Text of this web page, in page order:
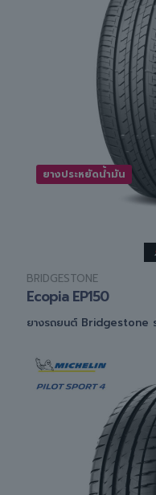
ยางประหยัดน้ำมัน
BRIDGESTONE
Ecopia EP150
ยางรถยนต์ Bridgestone